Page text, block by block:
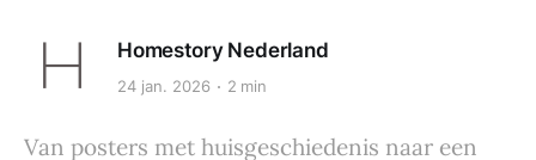
Homestory Nederland
24 jan. 2026 2 min
Van posters met huisgeschiedenis naar een